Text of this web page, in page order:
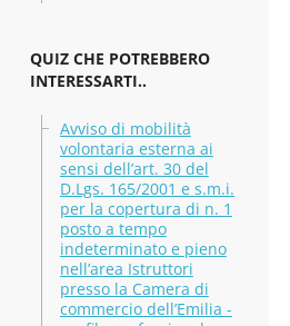
QUIZ CHE POTREBBERO
INTERESSARTI..
Avviso di mobilità
volontaria esterna ai
sensi dell’art. 30 del
D.Lgs. 165/2001 e s.m.i.
per la copertura di n. 1
posto a tempo
indeterminato e pieno
nell’area Istruttori
presso la Camera di
commercio dell’Emilia -